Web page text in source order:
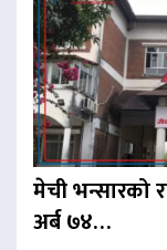
मेची भन्सारको
अर्ब ७४…